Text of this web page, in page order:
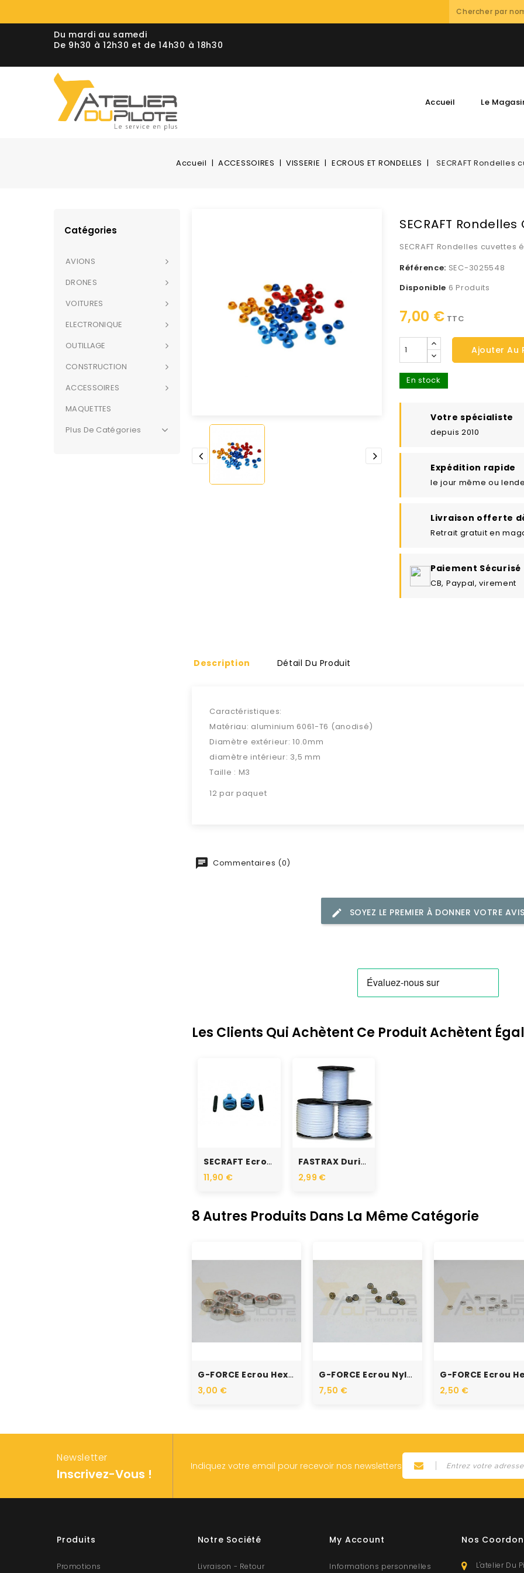
Du mardi au samedi
De 9h30 à 12h30 et de 14h30 à 18h30
Accueil Le
Accueil ACCESSOIRES VISSERIE ECROUS ET RONDELLES SECRAFT Rondelles
Catégories
AVIONS
DRONES
VOITURES
ELECTRONIQUE
OUTILLAGE
CONSTRUCTION
ACCESSOIRES
MAQUETTES
Plus De Catégories
SECRAFT
SECRAFT Rondelles cuvettes
Référence: SEC-3025548
Disponible 6 Produits
7,00 € TTC
Ajouter Au
En stock
Votre spécialiste
depuis 2010
Expédition rapide
le jour même ou
Livraison offerte
Retrait gratuit en
Paiement Sécurisé
CB, Paypal, virement
Description Détail Du Produit
Caractéristiques:
Matériau: aluminium 6061-T6 (anodisé)
Diamètre extérieur: 10.0mm
diamètre intérieur: 3,5 mm
Taille : M3
12 par paquet
Commentaires (0)
SOYEZ LE PREMIER À DONNER VOTRE AVIS
Les Clients Qui Achètent Ce Produit Achètent
SECRAFT Ecrous D'aile M6 /...
11,90 €
FASTRAX Durite Silicone...
2,99 €
8 Autres Produits Dans La Même Catégorie
G-FORCE Ecrou Hexagonal M6...
3,00 €
G-FORCE Ecrou Nylstop M2...
7,50 €
2,50 €
Newsletter
Inscrivez-Vous ! Indiquez votre email pour recevoir nos newsletters
Produits
Promotions
Notre Société
Livraison - Retour
My Account
Informations personnelles
Nos
L'atelier Du